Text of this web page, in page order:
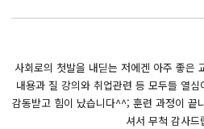
사회로의 첫발을 내딛는 저에겐 아주 좋은
내용과 질 강의와 취업관련 등 모두들 열
감동받고 힘이 났습니다^^; 훈련 과정이 끝
셔서 무척 감사드
BIM 건축설계 및 실내건축설계(캐드(CAD),맥스
React, Veu 프레임워크 기반 프론트엔드 개발 양
반응형/웹퍼블리셔/프론트엔드 웹개발자(웹디자인)